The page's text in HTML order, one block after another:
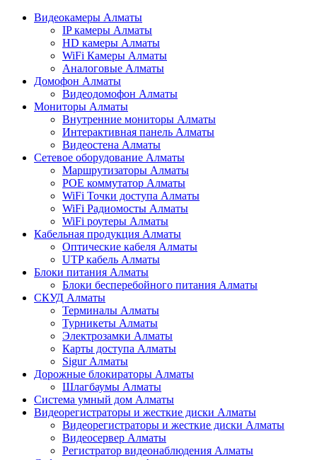
Видеокамеры Алматы
IP камеры Алматы
HD камеры Алматы
WiFi Камеры Алматы
Аналоговые Алматы
Домофон Алматы
Видеодомофон Алматы
Мониторы Алматы
Внутренние мониторы Алматы
Интерактивная панель Алматы
Видеостена Алматы
Сетевое оборудование Алматы
Маршрутизаторы Алматы
POE коммутатор Алматы
WiFi Точки доступа Алматы
WiFi Радиомосты Алматы
WiFi роутеры Алматы
Кабельная продукция Алматы
Оптические кабеля Алматы
UTP кабель Алматы
Блоки питания Алматы
Блоки бесперебойного питания Алматы
СКУД Алматы
Терминалы Алматы
Турникеты Алматы
Электрозамки Алматы
Карты доступа Алматы
Sigur Алматы
Дорожные блокираторы Алматы
Шлагбаумы Алматы
Система умный дом Алматы
Видеорегистраторы и жесткие диски Алматы
Видеорегистраторы и жесткие диски Алматы
Видеосервер Алматы
Регистратор видеонаблюдения Алматы